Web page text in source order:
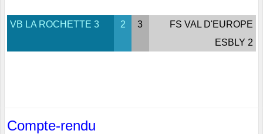
VB LA ROCHETTE 3 2 3
FS VAL D'EUROPE
ESBLY 2
Compte-rendu